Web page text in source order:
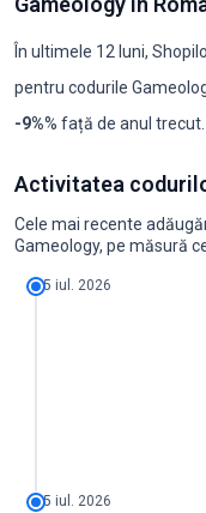
2025-080 -
2025-100 -
2025-120 -
2026-01
2026-021 10%
2026-040 -
2026-060 -
2026-072 10%
În ultimele 12 luni,
pentru codurile
-9%% față de anul trecut
an
ian. feb. mar.
2024
10 10
2025 10 10 10 10
2026 10 10 10 10
Activitatea
Cele mai recente
Gameology, pe măsură
5 iul. 2026
5 iul. 2026